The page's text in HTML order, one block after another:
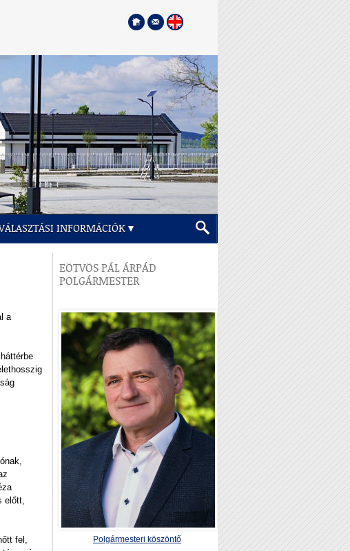
INFORMÁCIÓK
a
előtt,
fel,
EÖTVÖS PÁL ÁRPÁD
POLGÁRMESTER
Polgármesteri köszöntő